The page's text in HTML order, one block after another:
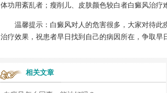
体功用紊乱者；瘦削儿、皮肤颜色较白者白癜风治疗
温馨提示：白癜风对人的危害很多，大家对待此
治疗效果，祝患者早日找到自己的病因所在，争取早
相关文章